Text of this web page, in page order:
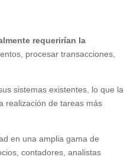
requerirían la
procesar transacciones,
sistemas existentes, lo que la
realización de tareas más
en una amplia gama de
contadores, analistas